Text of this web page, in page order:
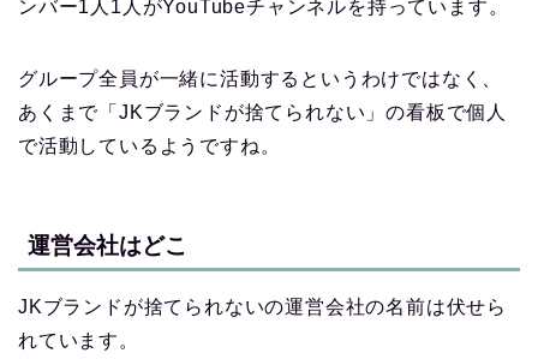
ンバー1人1人がYouTubeチャンネルを持っています。
グループ全員が一緒に活動するというわけではなく、
あくまで「JKブランドが捨てられない」の看板で個人
で活動しているようですね。
運営会社はどこ
JKブランドが捨てられないの運営会社の名前は伏せら
れています。